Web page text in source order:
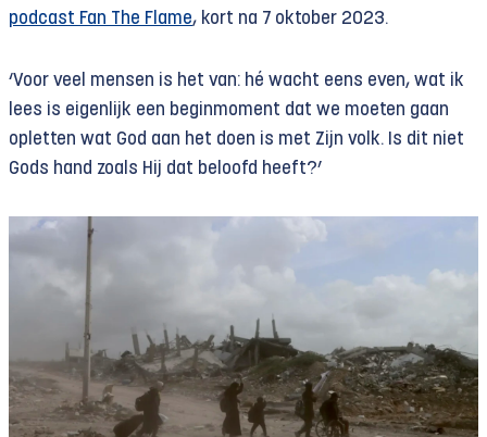
podcast Fan The Flame, kort na 7 oktober 2023.
‘Voor veel mensen is het van: hé wacht eens even, wat ik
lees is eigenlijk een beginmoment dat we moeten gaan
opletten wat God aan het doen is met Zijn volk. Is dit niet
Gods hand zoals Hij dat beloofd heeft?’